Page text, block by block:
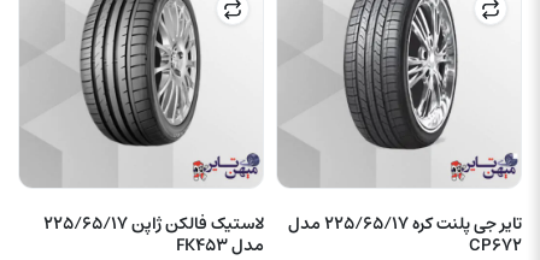
تایر جی پلنت کره 225/65/17 مدل
CP672
لاستیک فالکن ژاپن 225/65/17
مدل FK453